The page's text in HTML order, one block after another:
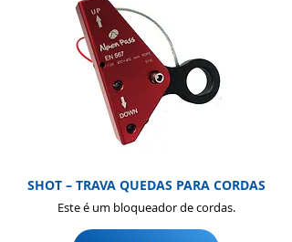
SHOT – TRAVA QUEDAS PARA CORDAS
Este é um bloqueador de cordas.